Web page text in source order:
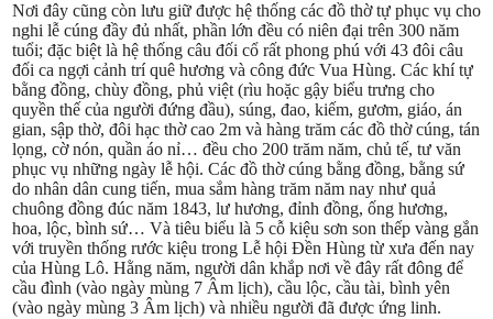
Nơi đây cũng còn lưu giữ được hệ thống các đồ thờ tự phục vụ cho
nghi lễ cúng đầy đủ nhất, phần lớn đều có niên đại trên 300 năm
tuổi; đặc biệt là hệ thống câu đối cổ rất phong phú với 43 đôi câu
đối ca ngợi cảnh trí quê hương và công đức Vua Hùng. Các khí tự
bằng đồng, chùy đồng, phủ việt (rìu hoặc gậy biểu trưng cho
quyền thế của người đứng đầu), súng, đao, kiếm, gươm, giáo, án
gian, sập thờ, đôi hạc thờ cao 2m và hàng trăm các đồ thờ cúng, tán
lọng, cờ nón, quần áo nỉ… đều cho 200 trăm năm, chủ tế, tư văn
phục vụ những ngày lễ hội. Các đồ thờ cúng bằng đồng, bằng sứ
do nhân dân cung tiến, mua sắm hàng trăm năm nay như quả
chuông đồng đúc năm 1843, lư hương, đỉnh đồng, ống hương,
hoa, lộc, bình sứ… Và tiêu biểu là 5 cỗ kiệu sơn son thếp vàng gắn
với truyền thống rước kiệu trong Lễ hội Đền Hùng từ xưa đến nay
của Hùng Lô. Hằng năm, người dân khắp nơi về đây rất đông để
cầu đình (vào ngày mùng 7 Âm lịch), cầu lộc, cầu tài, bình yên
(vào ngày mùng 3 Âm lịch) và nhiều người đã được ứng linh.